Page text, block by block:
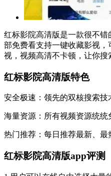
红标影院高清版是一款很不
部免费看支持一键收藏影视
视，视频高清不卡顿，让你搜
红标影院高清版特色
安全极速：领先的双核搜索
海量资源：所有视频资源统
热门推荐：每日推荐最新、
红标影院高清版app评测